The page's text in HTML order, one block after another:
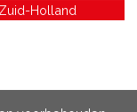
Zuid-Holland